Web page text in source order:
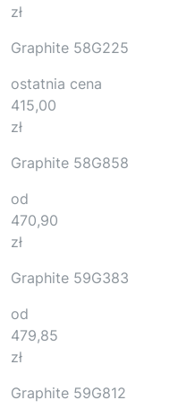
zł
Graphite 58G225
ostatnia cena
415,00
zł
Graphite 58G858
od
470,90
zł
Graphite 59G383
od
479,85
zł
Graphite 59G812